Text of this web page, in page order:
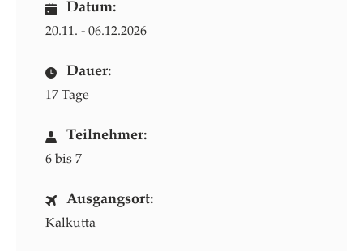
Datum:
20.11. - 06.12.2026
Dauer:
17 Tage
Teilnehmer:
6 bis 7
Ausgangsort:
Kalkutta